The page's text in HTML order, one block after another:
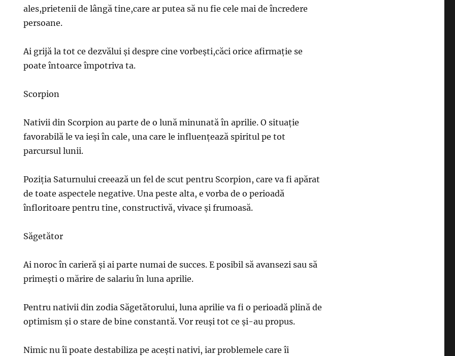
ales,prietenii de lângă tine,care ar putea să nu fie cele mai de încredere
persoane.
Ai grijă la tot ce dezvălui şi despre cine vorbeşti,căci orice afirmaţie se
poate întoarce împotriva ta.
Scorpion
Nativii din Scorpion au parte de o lună minunată în aprilie. O situaţie
favorabilă le va ieşi în cale, una care le influenţează spiritul pe tot
parcursul lunii.
Poziţia Saturnului creează un fel de scut pentru Scorpion, care va fi apărat
de toate aspectele negative. Una peste alta, e vorba de o perioadă
înfloritoare pentru tine, constructivă, vivace şi frumoasă.
Săgetător
Ai noroc în carieră şi ai parte numai de succes. E posibil să avansezi sau să
primeşti o mărire de salariu în luna aprilie.
Pentru nativii din zodia Săgetătorului, luna aprilie va fi o perioadă plină de
optimism şi o stare de bine constantă. Vor reuşi tot ce şi-au propus.
Nimic nu îi poate destabiliza pe aceşti nativi, iar problemele care îi